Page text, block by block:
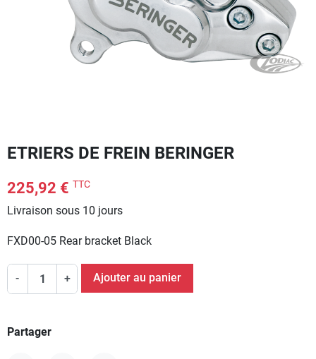
ETRIERS DE FREIN BERINGER
225,92 € TTC
Livraison sous 10 jours
FXD00-05 Rear bracket Black
- + Ajouter au panier
Partager